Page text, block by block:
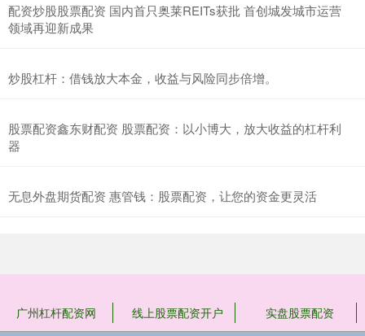
配资炒股股票配资 国内首只奥莱REITs获批 首创城发城市运营
领域再迎新成果
炒股杠杆：借钱放大本金，收益与风险同步倍增。
股票配资鑫东财配资 股票配资：以小博大，放大收益的杠杆利
器
无息外盘期货配资 惠管钱：股票配资，让您的资金更灵活
广州杠杆配资网 线上股票配资开户 实盘股票配资